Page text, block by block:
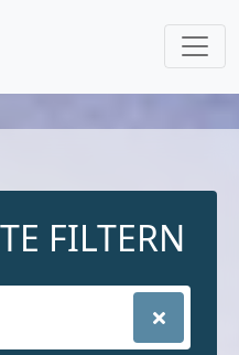
FILTERN